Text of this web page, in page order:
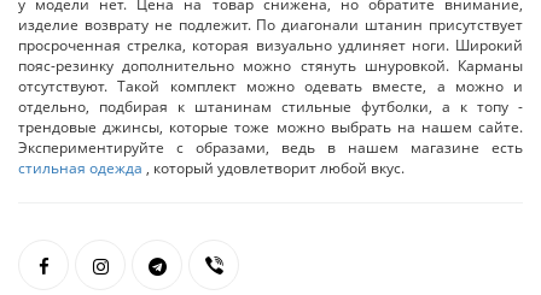
у модели нет. Цена на товар снижена, но обратите внимание,
изделие возврату не подлежит. По диагонали штанин присутствует
просроченная стрелка, которая визуально удлиняет ноги. Широкий
пояс-резинку дополнительно можно стянуть шнуровкой. Карманы
отсутствуют. Такой комплект можно одевать вместе, а можно и
отдельно, подбирая к штанинам стильные футболки, а к топу -
трендовые джинсы, которые тоже можно выбрать на нашем сайте.
Экспериментируйте с образами, ведь в нашем магазине есть
стильная одежда , который удовлетворит любой вкус.